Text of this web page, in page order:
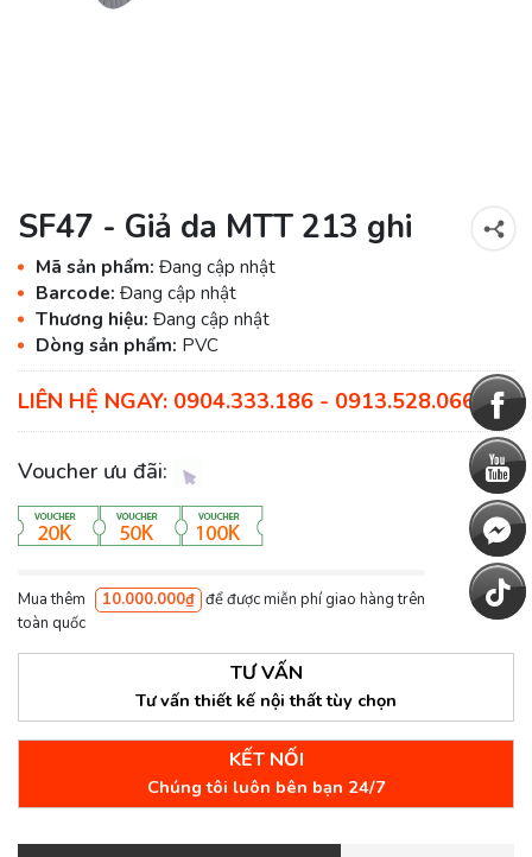
SF47 - Giả da MTT 213 ghi
Mã sản phẩm: Đang cập nhật
Barcode: Đang cập nhật
Thương hiệu: Đang cập nhật
Dòng sản phẩm: PVC
LIÊN HỆ NGAY: 0904.333.186 - 0913.528.066
Voucher ưu đãi:
Mua thêm 10.000.000₫ để được miễn phí giao hàng trên
toàn quốc
TƯ VẤN
Tư vấn thiết kế nội thất tùy chọn
KẾT NỐI
Chúng tôi luôn bên bạn 24/7